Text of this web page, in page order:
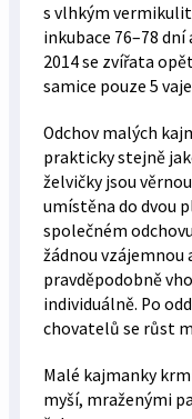
s vlhkým
inkubace 76–78
2014 se zvířata
samice pouze 5
Odchov malých
prakticky stejně
želvičky jsou
umístěna do dvou
společném
žádnou vzájemnou
pravděpodobně
individuálně. Po
chovatelů se růst
Malé kajmanky
myší, mraženými